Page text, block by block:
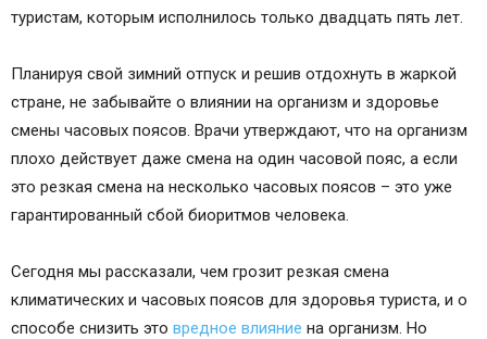
туристам, которым исполнилось только двадцать пять лет.
Планируя свой зимний отпуск и решив отдохнуть в жаркой
стране, не забывайте о влиянии на организм и здоровье
смены часовых поясов. Врачи утверждают, что на организм
плохо действует даже смена на один часовой пояс, а если
это резкая смена на несколько часовых поясов – это уже
гарантированный сбой биоритмов человека.
Сегодня мы рассказали, чем грозит резкая смена
климатических и часовых поясов для здоровья туриста, и о
способе снизить это вредное влияние на организм. Но